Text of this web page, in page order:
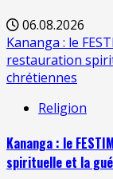
06.08.2026
Kananga : le
restauration
chrétiennes
Religion
Kananga : le
spirituelle et la